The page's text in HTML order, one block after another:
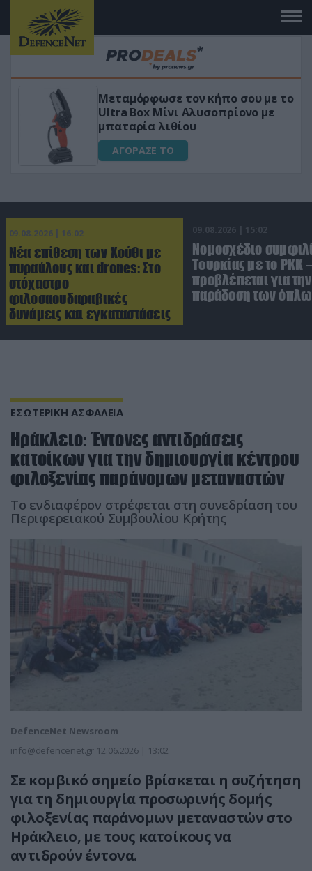
«Μαγική» φόρμουλα τριβόλι + VIP
για αύξηση της λίμπιντο
ΑΓΟΡΑΣΕ ΤΟ
09.08.2026 | 16:02
Νέα επίθεση των Χούθι με
πυραύλους και drones: Στο
στόχαστρο
φιλοσαουδαραβικές
δυνάμεις και εγκαταστάσεις
09.08.2026 | 15:02
Νομοσχέδιο
Τουρκίας με το ΡΚΚ
προβλέπεται για την
παράδοση των
ΕΣΩΤΕΡΙΚΗ ΑΣΦΑΛΕΙΑ
Ηράκλειο: Έντονες αντιδράσεις
κατοίκων για την δημιουργία κέντρου
φιλοξενίας παράνομων μεταναστών
Το ενδιαφέρον στρέφεται στη συνεδρίαση του
Περιφερειακού Συμβουλίου Κρήτης
DefenceNet Newsroom
info@defencenet.gr 12.06.2026 | 13:02
Σε κομβικό σημείο βρίσκεται η συζήτηση
για τη δημιουργία προσωρινής δομής
φιλοξενίας παράνομων μεταναστών στο
Ηράκλειο, με τους κατοίκους να
αντιδρούν έντονα.